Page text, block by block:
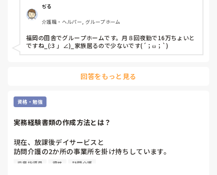
ぢる
介護職・ヘルパー, グループホーム
福岡の田舎でグループホームです。月８回夜勤で16万ちょいと
ですね_(:3 」∠)_家族居るので少ないです(´；ω；`)
回答をもっと見る
資格・勉強
実務経験書類の作成方法とは？
現在、放課後デイサービスと
訪問介護の2か所の事業所を掛け持ちしています。
放課後デイサービスが2年半目でまもなく退職を検討してい
児童指導員 資格 訪問介護